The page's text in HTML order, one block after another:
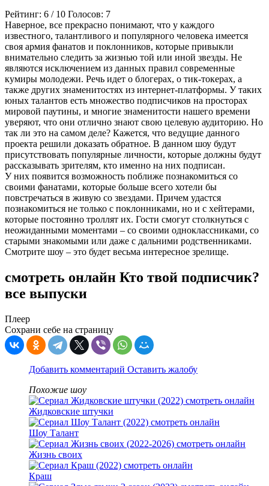
Рейтинг: 6 / 10 Голосов: 7
Наверное, все прекрасно понимают, что у каждого
известного, талантливого и популярного человека имеется
своя армия фанатов и поклонников, которые привыкли
внимательно следить за жизнью той или иной звезды. Не
являются исключением из данных правил современные
кумиры молодежи. Речь идет о блогерах, о тик-токерах, а
также других знаменитостях из интернет-платформы. У таких
юных талантов есть множество подписчиков на просторах
мировой паутины, и многие знаменитости нашего времени
уверяют, что они отлично знают свою целевую аудиторию. Но
так ли это на самом деле? Кажется, что ведущие данного
проекта решили доказать обратное. В данном шоу будут
присутствовать популярные личности, которые должны будут
рассказывать зрителям, кто именно на них подписан.
У них появится возможность поближе познакомиться со
своими фанатами, которые больше всего хотели бы
повстречаться в живую со звездами. Причем удастся
познакомиться не только с поклонниками, но и с хейтерами,
которые постоянно троллят их. Гости смогут столкнуться с
неожиданными моментами – со своими одноклассниками, со
старыми знакомыми или даже с дальними родственниками.
Смотрите шоу – это будет весьма интересное зрелище.
смотреть онлайн Кто твой подписчик?
все выпуски
Плеер
Сохрани себе на страницу
Добавить комментарий Оставить жалобу
Похожие шоу
Жидковские штучки
Шоу Талант
Жизнь своих
Краш